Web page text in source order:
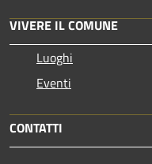
VIVERE IL COMUNE
Luoghi
Eventi
CONTATTI